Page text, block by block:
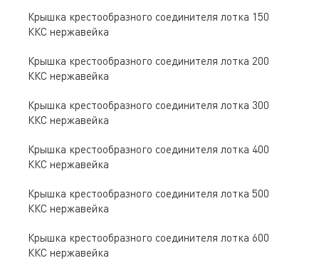
Крышка крестообразного соединителя лотка 150
ККС нержавейка
Крышка крестообразного соединителя лотка 200
ККС нержавейка
Крышка крестообразного соединителя лотка 300
ККС нержавейка
Крышка крестообразного соединителя лотка 400
ККС нержавейка
Крышка крестообразного соединителя лотка 500
ККС нержавейка
Крышка крестообразного соединителя лотка 600
ККС нержавейка